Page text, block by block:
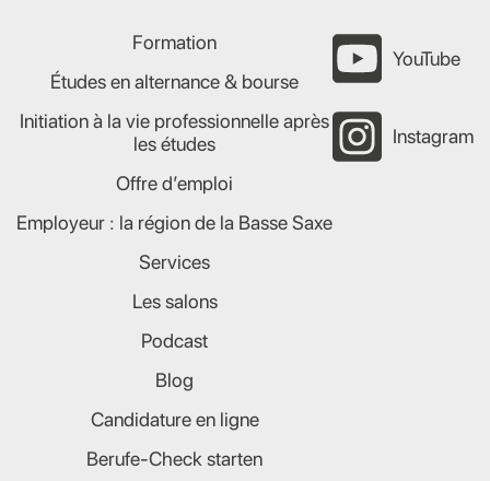
Formation
Études en alternance & bourse
Initiation à la vie professionnelle après
les études
Offre d’emploi
Employeur : la région de la Basse Saxe
Services
Les salons
Podcast
Blog
Candidature en ligne
Berufe-Check starten
YouTube
Instagram